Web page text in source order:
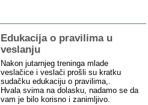
Edukacija o pravilima u
veslanju
Nakon jutarnjeg treninga mlade
veslačice i veslači prošli su kratku
sudačku edukaciju o pravilima,.
Hvala svima na dolasku, nadamo se da
vam je bilo korisno i zanimljivo.